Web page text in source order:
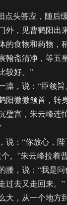
头答应，随后缓
，见曹鹤阳出
的食物和药物，
翰斋清净，等五
较好。”
，说：“臣领旨
微微颔首，转身
宫，朱云峰连
：“你放心，陛
”朱云峰拉着
腰，说：“我是问
过去又走回来。”
，从一个地方到